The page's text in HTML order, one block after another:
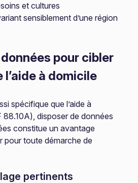
et cultures
sensiblement d’une région
pour cibler
à domicile
spécifique que l’aide à
disposer de données
constitue un avantage
pour toute démarche de
pertinents